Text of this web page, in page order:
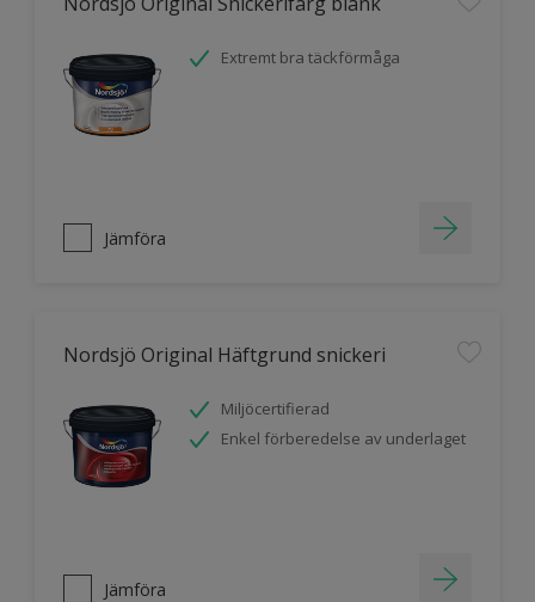
Extremt bra täckförmåga
Jämföra
Nordsjö Original Häftgrund snickeri
Miljöcertifierad
Enkel förberedelse av underlaget
Jämföra